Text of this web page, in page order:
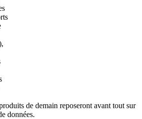
de demain reposeront avant tout sur
données.